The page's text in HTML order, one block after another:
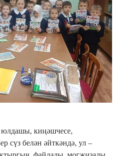
юлдашы, киңәшчесе,
сүз белән әйткәндә, ул –